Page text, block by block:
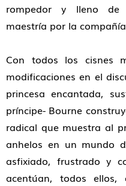
rompedor y lleno de
maestría por la
Con todos los cisnes
modificaciones en el
princesa encantada,
príncipe- Bourne
radical que muestra al
anhelos en un mundo
asfixiado, frustrado y
acentúan, todos